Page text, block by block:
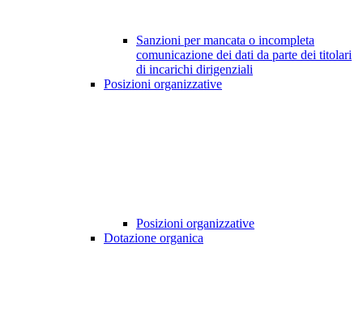
Sanzioni per mancata o incompleta
comunicazione dei dati da parte dei titolari
di incarichi dirigenziali
Posizioni organizzative
Posizioni organizzative
Dotazione organica